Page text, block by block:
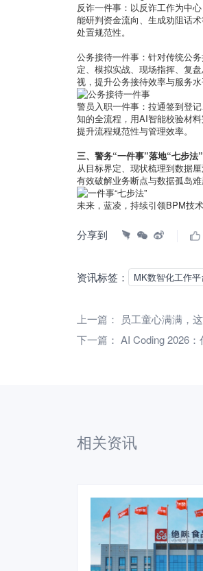
反诈一件事：以反诈工作为中
能研判资金流向、生成劝阻话
处置规范性。
公务接待一件事：针对传统公
定、模拟实战、现场指挥、复
视，提升公务接待效率与服务水
警员入职一件事：拉通签到登
知的全流程，用AI智能校验材
提升流程规范性与管理效率。
三、警务“一件事”落地“七步法”
从目标界定、现状梳理到数据
有效破解业务断点与数据孤岛
未来，蓝凌，持续引领BPM技
分享到
资讯标签： MK数智化工作平
上一篇：
员工童心满满，
下一篇： AI Coding 2026
相关资讯